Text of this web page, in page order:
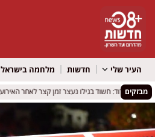
העיר שלי חדשות מלחמה בישראל
מבזקים
באשדוד: חשוד בגילו נעצר זמן קצר לאחר האירוע
באשדוד: חשוד בגילו נעצר זמן קצר לאחר האירוע